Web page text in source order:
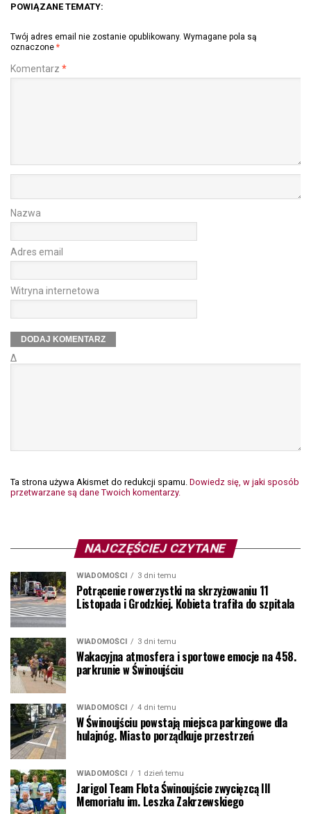
POWIĄZANE TEMATY:
Twój adres email nie zostanie opublikowany. Wymagane pola są
oznaczone *
Komentarz *
Nazwa
Adres email
Witryna internetowa
Δ
Ta strona używa Akismet do redukcji spamu. Dowiedz się, w jaki sposób
przetwarzane są dane Twoich komentarzy.
NAJCZĘŚCIEJ CZYTANE
WIADOMOŚCI 3 dni temu
Potrącenie rowerzystki na skrzyżowaniu 11
Listopada i Grodzkiej. Kobieta trafiła do szpitala
WIADOMOŚCI 3 dni temu
Wakacyjna atmosfera i sportowe emocje na 458.
parkrunie w Świnoujściu
WIADOMOŚCI 4 dni temu
W Świnoujściu powstają miejsca parkingowe dla
hulajnóg. Miasto porządkuje przestrzeń
WIADOMOŚCI 1 dzień temu
Jarigol Team Flota Świnoujście zwycięzcą III
Memoriału im. Leszka Zakrzewskiego